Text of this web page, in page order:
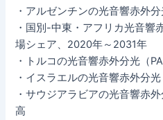
・アルゼンチンの光音響赤外
・国別-中東・アフリカ光音響
場シェア、2020年～2031年
・トルコの光音響赤外分光（
・イスラエルの光音響赤外分
・サウジアラビアの光音響赤
高